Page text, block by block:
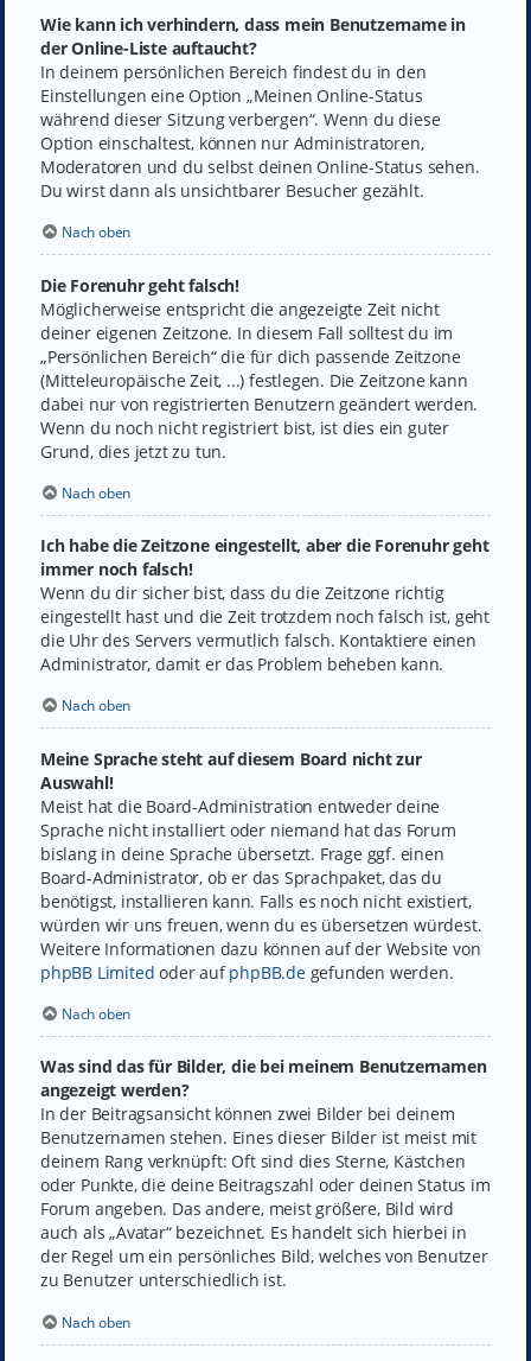
Wie kann ich verhindern, dass mein Benutzername in
der Online-Liste auftaucht?
In deinem persönlichen Bereich findest du in den
Einstellungen eine Option „Meinen Online-Status
während dieser Sitzung verbergen“. Wenn du diese
Option einschaltest, können nur Administratoren,
Moderatoren und du selbst deinen Online-Status sehen.
Du wirst dann als unsichtbarer Besucher gezählt.
Nach oben
Die Forenuhr geht falsch!
Möglicherweise entspricht die angezeigte Zeit nicht
deiner eigenen Zeitzone. In diesem Fall solltest du im
„Persönlichen Bereich“ die für dich passende Zeitzone
(Mitteleuropäische Zeit, ...) festlegen. Die Zeitzone kann
dabei nur von registrierten Benutzern geändert werden.
Wenn du noch nicht registriert bist, ist dies ein guter
Grund, dies jetzt zu tun.
Nach oben
Ich habe die Zeitzone eingestellt, aber die Forenuhr geht
immer noch falsch!
Wenn du dir sicher bist, dass du die Zeitzone richtig
eingestellt hast und die Zeit trotzdem noch falsch ist, geht
die Uhr des Servers vermutlich falsch. Kontaktiere einen
Administrator, damit er das Problem beheben kann.
Nach oben
Meine Sprache steht auf diesem Board nicht zur
Auswahl!
Meist hat die Board-Administration entweder deine
Sprache nicht installiert oder niemand hat das Forum
bislang in deine Sprache übersetzt. Frage ggf. einen
Board-Administrator, ob er das Sprachpaket, das du
benötigst, installieren kann. Falls es noch nicht existiert,
würden wir uns freuen, wenn du es übersetzen würdest.
Weitere Informationen dazu können auf der Website von
phpBB Limited oder aufphpBB.degefunden werden.
Nach oben
Was sind das für Bilder, die bei meinem Benutzernamen
angezeigt werden?
In der Beitragsansicht können zwei Bilder bei deinem
Benutzernamen stehen. Eines dieser Bilder ist meist mit
deinem Rang verknüpft: Oft sind dies Sterne, Kästchen
oder Punkte, die deine Beitragszahl oder deinen Status im
Forum angeben. Das andere, meist größere, Bild wird
auch als „Avatar“ bezeichnet. Es handelt sich hierbei in
der Regel um ein persönliches Bild, welches von Benutzer
zu Benutzer unterschiedlich ist.
Nach oben